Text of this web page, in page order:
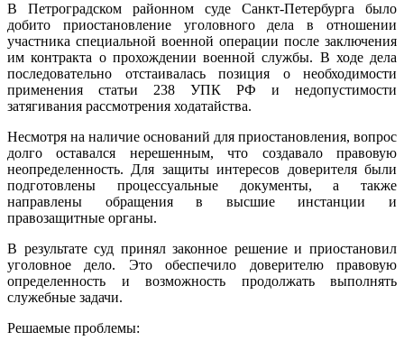
В Петроградском районном суде Санкт-Петербурга было
добито приостановление уголовного дела в отношении
участника специальной военной операции после заключения
им контракта о прохождении военной службы. В ходе дела
последовательно отстаивалась позиция о необходимости
применения статьи 238 УПК РФ и недопустимости
затягивания рассмотрения ходатайства.
Несмотря на наличие оснований для приостановления, вопрос
долго оставался нерешенным, что создавало правовую
неопределенность. Для защиты интересов доверителя были
подготовлены процессуальные документы, а также
направлены обращения в высшие инстанции и
правозащитные органы.
В результате суд принял законное решение и приостановил
уголовное дело. Это обеспечило доверителю правовую
определенность и возможность продолжать выполнять
служебные задачи.
Решаемые проблемы: